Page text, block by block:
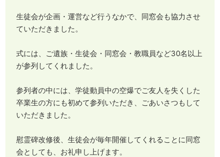
生徒会が企画・運営など行うなかで、同窓会も協力させ
ていただきました。
式には、ご遺族・生徒会・同窓会・教職員など30名以上
が参列してくれました。
参列者の中には、学徒動員中の空爆でご友人を失くした
卒業生の方にも初めて参列いただき、ごあいさつもして
いただきました。
慰霊碑改修後、生徒会が毎年開催してくれることに同窓
会としても、お礼申し上げます。